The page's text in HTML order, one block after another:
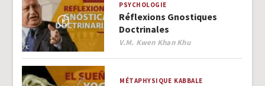
PSYCHOLOGIE
Réflexions Gnostiques
Doctrinales
Author
V.M. Kwen Khan Khu
MÉTAPHYSIQUE KABBALE